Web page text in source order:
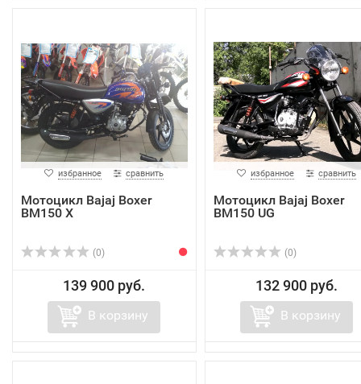
избранное сравнить
Мотоцикл Bajaj Boxer
BM150 X
(0)
139 900 руб.
В корзину
избранное сравнить
Мотоцикл Bajaj Boxer
ВМ150 UG
(0)
132 900 руб.
В корзину